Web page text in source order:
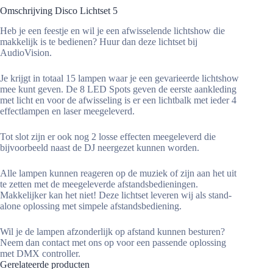
Omschrijving Disco Lichtset 5
Heb je een feestje en wil je een afwisselende lichtshow die
makkelijk is te bedienen? Huur dan deze lichtset bij
AudioVision.
Je krijgt in totaal 15 lampen waar je een gevarieerde lichtshow
mee kunt geven. De 8 LED Spots geven de eerste aankleding
met licht en voor de afwisseling is er een lichtbalk met ieder 4
effectlampen en laser meegeleverd.
Tot slot zijn er ook nog 2 losse effecten meegeleverd die
bijvoorbeeld naast de DJ neergezet kunnen worden.
Alle lampen kunnen reageren op de muziek of zijn aan het uit
te zetten met de meegeleverde afstandsbedieningen.
Makkelijker kan het niet! Deze lichtset leveren wij als stand-
alone oplossing met simpele afstandsbediening.
Wil je de lampen afzonderlijk op afstand kunnen besturen?
Neem dan contact met ons op voor een passende oplossing
met DMX controller.
Gerelateerde producten